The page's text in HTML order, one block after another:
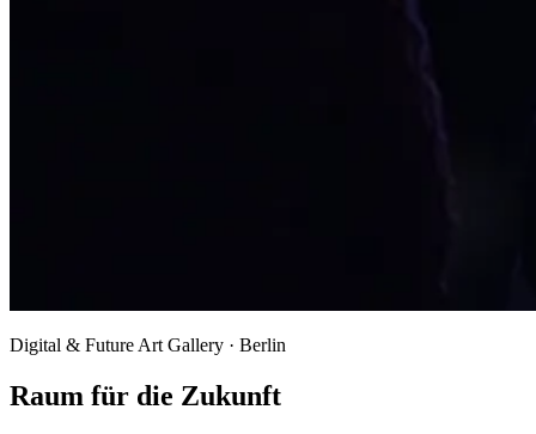
Digital & Future Art Gallery · Berlin
Raum für die Zukunft